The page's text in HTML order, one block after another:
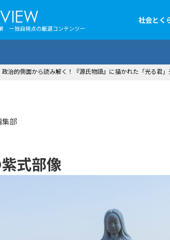
ー独自視点の厳選コンテンツー
社会とく
政治的側面から読み解く！『源氏物語』に描かれた「光る君
集部
式部像